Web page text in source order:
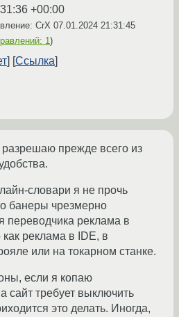
+00:00
CrX 07.01.2024 21:31:45
1)
Ссылка
прежде всего из
словари я не прочь
банеры чрезмерно
переводчика реклама в
как реклама в IDE, в
или на токарном станке.
если я копаю
сайт требует выключить
это делать. Иногда,